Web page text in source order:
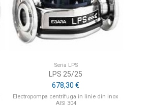
Seria LPS
LPS 25/25
678,30 €
Electropompa centrifuga in linie din inox
AISI 304